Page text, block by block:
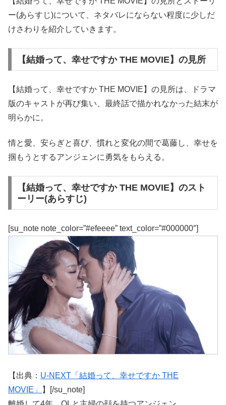
ー(あらすじ)について、ネタバレにならない程度に少しだ
けさわりを紹介していきます。
【結婚って、幸せですか THE MOVIE】の見所
【結婚って、幸せですか THE MOVIE】の見所は、ドラマ
版のキャストが再び集い、最終話で描かれなかった結末が
明らかに。
情と愛、安らぎと喜び、慣れと変化の間で葛藤し、幸せを
掴もうとするアンジェンに勇気をもらえる。
【結婚って、幸せですか THE MOVIE】のスト
ーリー(あらすじ)
[su_note note_color=”#efeeee” text_color=”#000000″]
【出典： U-NEXT「結婚って、幸せですか THE
MOVIE」
】[/su_note]